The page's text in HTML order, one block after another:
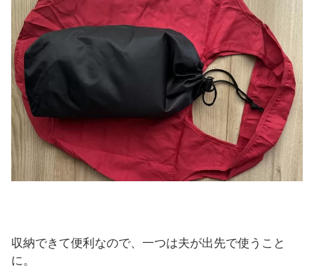
収納できて便利なので、一つは夫が出先で使うこと
に。